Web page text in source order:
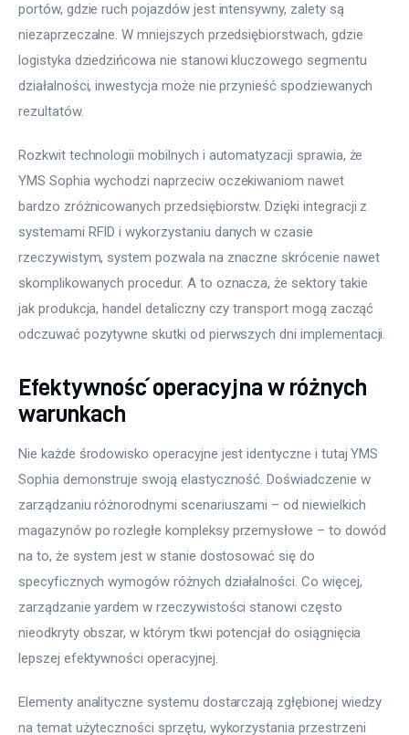
portów, gdzie ruch pojazdów jest intensywny, zalety są
niezaprzeczalne. W mniejszych przedsiębiorstwach, gdzie
logistyka dziedzińcowa nie stanowi kluczowego segmentu
działalności, inwestycja może nie przynieść spodziewanych
rezultatów.
Rozkwit technologii mobilnych i automatyzacji sprawia, że
YMS Sophia wychodzi naprzeciw oczekiwaniom nawet
bardzo zróżnicowanych przedsiębiorstw. Dzięki integracji z
systemami RFID i wykorzystaniu danych w czasie
rzeczywistym, system pozwala na znaczne skrócenie nawet
skomplikowanych procedur. A to oznacza, że sektory takie
jak produkcja, handel detaliczny czy transport mogą zacząć
odczuwać pozytywne skutki od pierwszych dni implementacji.
Efektywność operacyjna w różnych
warunkach
Nie każde środowisko operacyjne jest identyczne i tutaj YMS
Sophia demonstruje swoją elastyczność. Doświadczenie w
zarządzaniu różnorodnymi scenariuszami – od niewielkich
magazynów po rozległe kompleksy przemysłowe – to dowód
na to, że system jest w stanie dostosować się do
specyficznych wymogów różnych działalności. Co więcej,
zarządzanie yardem w rzeczywistości stanowi często
nieodkryty obszar, w którym tkwi potencjał do osiągnięcia
lepszej efektywności operacyjnej.
Elementy analityczne systemu dostarczają zgłębionej wiedzy
na temat użyteczności sprzętu, wykorzystania przestrzeni